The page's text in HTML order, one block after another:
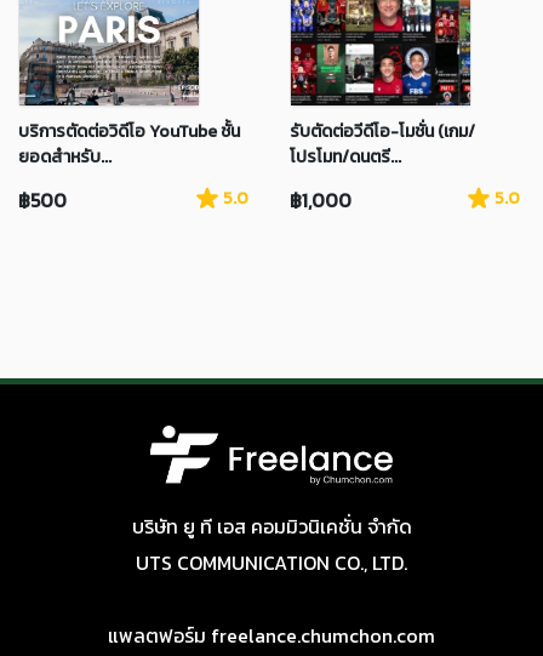
บริการตัดต่อวิดีโอ YouTube ชั้น
ยอดสำหรับ...
฿500 5.0
รับตัดต่อวีดีโอ-โมชั่น (เกม/
โปรโมท/ดนตรี...
฿1,000 5.0
บริษัท ยู ที เอส คอมมิวนิเคชั่น จำกัด
UTS COMMUNICATION CO., LTD.
แพลตฟอร์ม freelance.chumchon.com